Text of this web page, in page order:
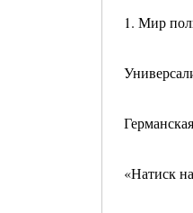
1. Мир
«Натиск